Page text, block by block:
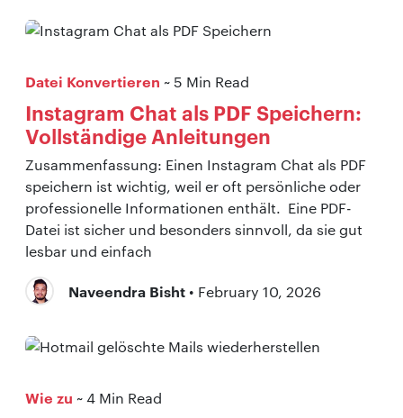
Datei Konvertieren ~ 5 Min Read
Instagram Chat als PDF Speichern:
Vollständige Anleitungen
Zusammenfassung: Einen Instagram Chat als PDF
speichern ist wichtig, weil er oft persönliche oder
professionelle Informationen enthält. Eine PDF-
Datei ist sicher und besonders sinnvoll, da sie gut
lesbar und einfach
Naveendra Bisht • February 10, 2026
Wie zu ~ 4 Min Read